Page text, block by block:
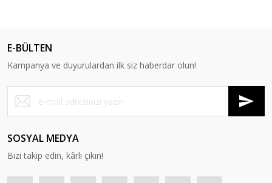
E-BÜLTEN
Kampanya ve duyurulardan ilk siz haberdar olun!
SOSYAL MEDYA
Bizi takip edin, kârlı çıkın!